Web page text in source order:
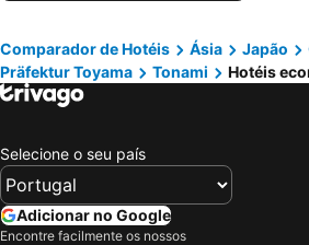
Comparador de Hotéis Ásia Japão
Präfektur Toyama
Tonami Hotéis
Selecione o seu país
Adicionar no Google
Encontre facilmente os nossos